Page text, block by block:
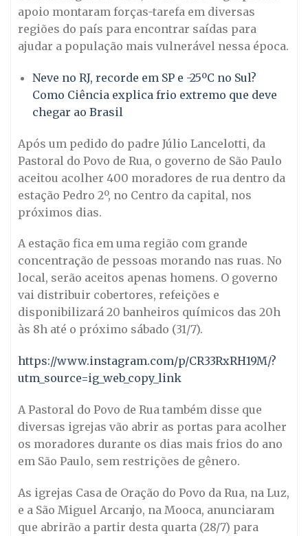
apoio montaram forças-tarefa em diversas
regiões do país para encontrar saídas para
ajudar a população mais vulnerável nessa época.
Neve no RJ, recorde em SP e -25ºC no Sul?
Como Ciência explica frio extremo que deve
chegar ao Brasil
Após um pedido do padre Júlio Lancelotti, da
Pastoral do Povo de Rua, o governo de São Paulo
aceitou acolher 400 moradores de rua dentro da
estação Pedro 2º, no Centro da capital, nos
próximos dias.
A estação fica em uma região com grande
concentração de pessoas morando nas ruas. No
local, serão aceitos apenas homens. O governo
vai distribuir cobertores, refeições e
disponibilizará 20 banheiros químicos das 20h
às 8h até o próximo sábado (31/7).
https://www.instagram.com/p/CR33RxRH19M/?
utm_source=ig_web_copy_link
A Pastoral do Povo de Rua também disse que
diversas igrejas vão abrir as portas para acolher
os moradores durante os dias mais frios do ano
em São Paulo, sem restrições de gênero.
As igrejas Casa de Oração do Povo da Rua, na Luz,
e a São Miguel Arcanjo, na Mooca, anunciaram
que abrirão a partir desta quarta (28/7) para